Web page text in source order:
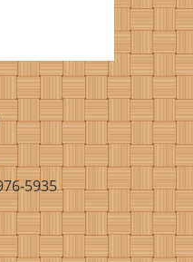
5935